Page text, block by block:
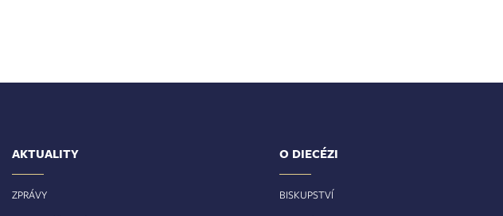
AKTUALITY
ZPRÁVY
O DIECÉZI
BISKUPSTVÍ